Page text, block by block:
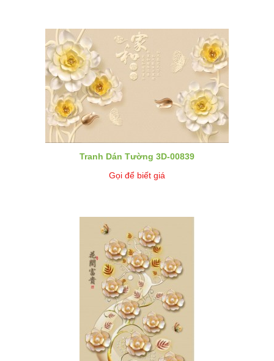
Tranh Dán Tường 3D-00839
Gọi để biết giá